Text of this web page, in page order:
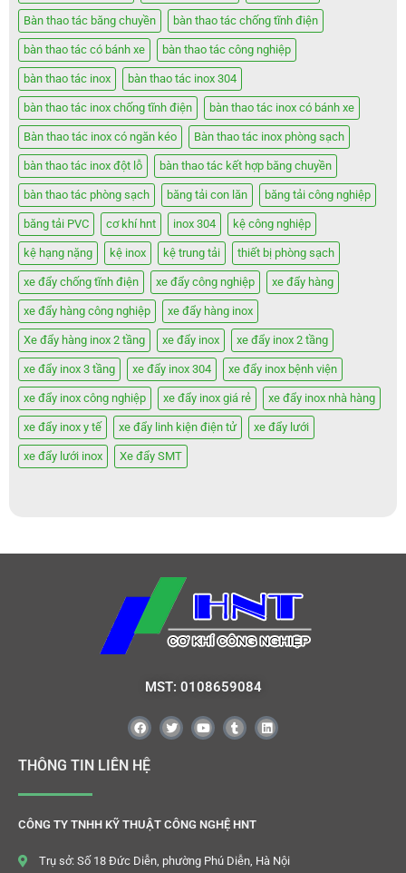
Bàn thao tác băng chuyền bàn thao tác chống tĩnh điện
bàn thao tác có bánh xe bàn thao tác công nghiệp
bàn thao tác inox bàn thao tác inox 304
bàn thao tác inox chống tĩnh điện bàn thao tác inox có bánh xe
Bàn thao tác inox có ngăn kéo Bàn thao tác inox phòng sạch
bàn thao tác inox đột lỗ bàn thao tác kết hợp băng chuyền
bàn thao tác phòng sạch băng tải con lăn băng tải công nghiệp
băng tải PVC cơ khí hnt inox 304 kệ công nghiệp
kệ hạng nặng kệ inox kệ trung tải thiết bị phòng sạch
xe đẩy chống tĩnh điện xe đẩy công nghiệp xe đẩy hàng
xe đẩy hàng công nghiệp xe đẩy hàng inox
Xe đẩy hàng inox 2 tầng xe đẩy inox xe đẩy inox 2 tầng
xe đẩy inox 3 tầng xe đẩy inox 304 xe đẩy inox bệnh viện
xe đẩy inox công nghiệp xe đẩy inox giá rẻ xe đẩy inox nhà hàng
xe đẩy inox y tế xe đẩy linh kiện điện tử xe đẩy lưới
xe đẩy lưới inox Xe đẩy SMT
MST: 0108659084
THÔNG TIN LIÊN HỆ
CÔNG TY TNHH KỸ THUẬT CÔNG NGHỆ HNT
Trụ sở: Số 18 Đức Diễn, phường Phú Diễn, Hà Nội